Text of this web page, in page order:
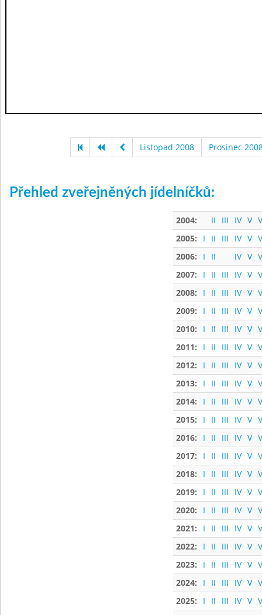
Listopad 2008 Prosinec
Přehled zveřejněných jídelníčků:
2004: II III IV V
2005:
I II III IV V
2006:
I II IV V
2007:
I II III IV V
2008:
I II III IV V
2009:
I II III IV V
2010:
I II III IV V
2011:
I II III IV V
2012:
I II III IV V
2013:
I II III IV V
2014:
I II III IV V
2015:
I II III IV V
2016:
I II III IV V
2017:
I II III IV V
2018:
I II III IV V
2019:
I II III IV V
2020:
I II III IV V
2021:
I II III IV V
2022:
I II III IV V
2023:
I II III IV V
2024:
I II III IV V
2025:
I II III IV V